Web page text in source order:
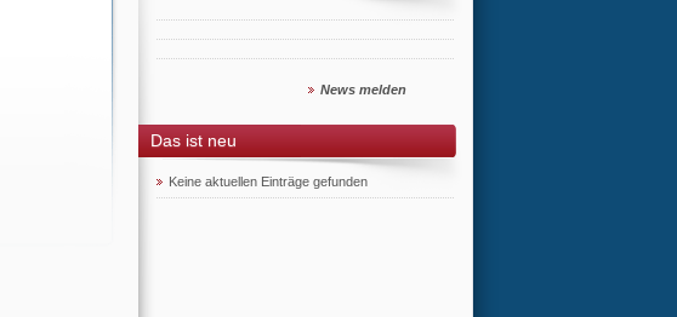
News melden
Das ist neu
Keine aktuellen Einträge gefunden